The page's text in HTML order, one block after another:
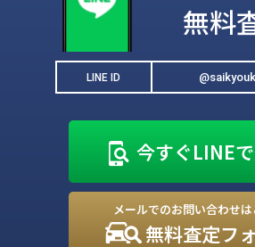
無料
LINE ID
今すぐLINE
メールでのお問い合わせは
無料査定フ